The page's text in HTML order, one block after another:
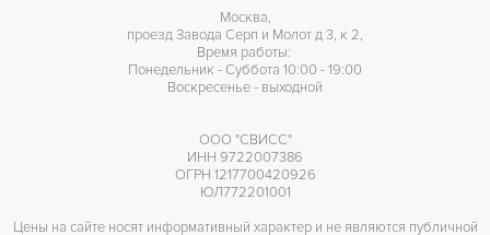
Москва,
проезд Завода Серп и Молот д 3, к 2,
Время работы:
Понедельник - Суббота 10:00 - 19:00
Воскресенье - выходной
ООО "СВИСС"
ИНН 9722007386
ОГРН 1217700420926
ЮЛ772201001
Цены на сайте носят информативный характер и не являются публичной